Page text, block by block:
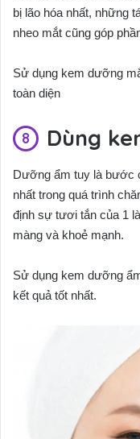
bị lão hóa nhất, những
nheo mắt cũng góp
Sử dụng kem dưỡng
toàn diện
Dùng
Dưỡng ẩm tuy là bước
nhất trong quá trình
định sự tươi tắn của 1
màng và khoẻ mạnh.
Sử dụng kem dưỡng
kết quả tốt nhất.